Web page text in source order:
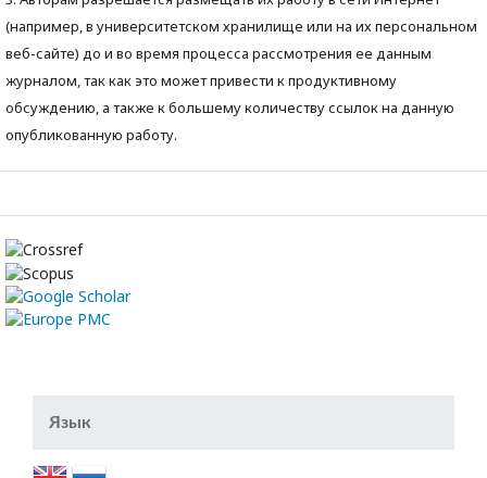
(например, в университетском хранилище или на их персональном
веб-сайте) до и во время процесса рассмотрения ее данным
журналом, так как это может привести к продуктивному
обсуждению, а также к большему количеству ссылок на данную
опубликованную работу.
Язык